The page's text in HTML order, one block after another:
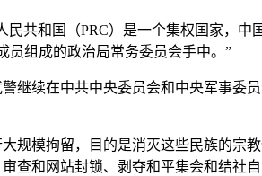
民共和国（PRC）是一个集权国家，
员组成的政治局常务委员会手中。”
继续在中共中央委员会和中央军事委
规模拘留，目的是消灭这些民族的
查和网站封锁、剥夺和平集会和结社自